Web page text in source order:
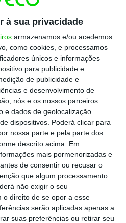
à sua privacidade
armazenamos e/ou acedemos
como cookies, e processamos
únicos e informações
para publicidade e
de publicidade e
e desenvolvimento de
nós e os nossos parceiros
e dados de geolocalização
dispositivos. Poderá clicar para
nossa parte e pela parte dos
descrito acima. Em
mais pormenorizadas e
de consentir ou recusar o
que algum processamento
não exigir o seu
o direito de se opor a esse
serão aplicadas apenas a
suas preferências ou retirar seu
definido como meta o
nacional dos
até 2026.Nós
da próxima legislatura,
atinja, pelo menos,
Pedro Nuno Santos.
nominal de
5,1%, em média, por
ainda que deverá
recentemente
social, “de modo
mínimo possa
dos salários